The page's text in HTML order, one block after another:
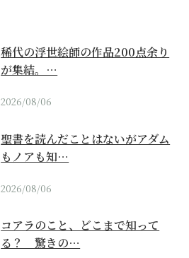
稀代の浮世絵師の作品200点余り
が集結。…
2026/08/06
聖書を読んだことはないがアダム
もノアも知…
2026/08/06
コアラのこと、どこまで知って
る？ 驚きの…